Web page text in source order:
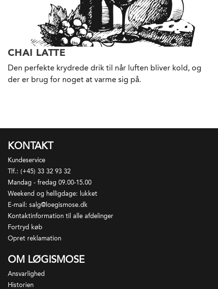
CHAI LATTE
Den perfekte krydrede drik til når luften bliver kold, og
der er brug for noget at varme sig på.
KONTAKT
Kundeservice
Tlf.: (+45) 33 32 93 32
Mandag - fredag 09.00-15.00
Weekend og helligdage: lukket
E-mail: salg@loegismose.dk
Kontaktinformation til alle afdelinger
Fortryd køb
Opret reklamation
OM LØGISMOSE
Ansvarlighed
Historien